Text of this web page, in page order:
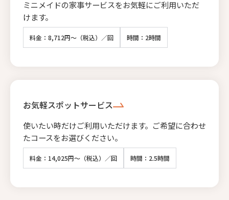
ミニメイドの家事サービスをお気軽にご利用いただ
けます。
料金：8,712円～（税込）／回 時間：2時間
お気軽スポットサービス
使いたい時だけご利用いただけます。ご希望に合わせ
たコースをお選びください。
料金：14,025円～（税込）／回 時間：2.5時間